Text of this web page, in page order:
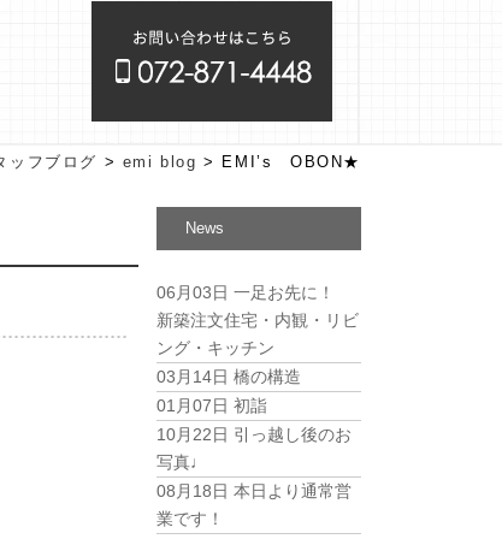
ッフブログ > emi blog > EMI’s OBON★
News
06月03日 一足お先に！
新築注文住宅・内観・リビ
ング・キッチン
03月14日 橋の構造
01月07日 初詣
10月22日 引っ越し後のお
写真♩
08月18日 本日より通常営
業です！